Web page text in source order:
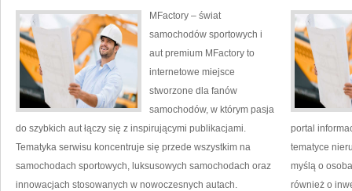
MFactory – świat
samochodów sportowych i
aut premium MFactory to
internetowe miejsce
stworzone dla fanów
samochodów, w którym pasja
do szybkich aut łączy się z inspirującymi publikacjami.
Tematyka serwisu koncentruje się przede wszystkim na
samochodach sportowych, luksusowych samochodach oraz
innowacjach stosowanych w nowoczesnych autach.
portal
tematyce
myślą o
również o